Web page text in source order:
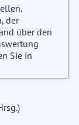
der
über den
Sie in